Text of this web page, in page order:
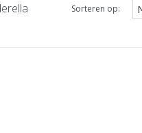
Sorteren op: